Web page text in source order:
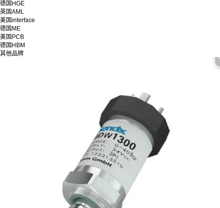
德国HGE
英国AML
美国interface
德国ME
美国PCB
德国HBM
其他品牌